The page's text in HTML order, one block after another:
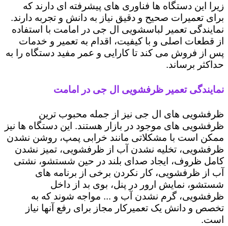
زیرا این دستگاه ها فناوری های پیشرفته ای دارند که
برای تعمیرات صحیح و دقیق نیاز به دانش و تجربه دارند.
نمایندگی تعمیر لباسشویی ال جی در امامت با استفاده
از قطعات اصلی و با کیفیت، اقدام به تعمیر و خدمات
پس از فروش می کند تا کارایی و عمر مفید دستگاه را به
حداکثر برساند.
نمایندگی تعمیر ظرفشویی ال جی در امامت
ظرفشویی های ال جی نیز از جمله محبوب ترین
ظرفشویی های موجود در بازار هستند. این دستگاه ها نیز
ممکن است با مشکلاتی مانند خرابی پمپ، روشن نشدن
ظرفشویی، تخلیه نشدن آب از ظرفشویی، تمیز نشدن
کامل ظروف، ایجاد صدای بلند در حین شستشو، نشتی
آب از ظرفشویی، کار نکردن برخی از برنامه های
شستشو، نمایش ارور در پنل، بوی بد از داخل
ظرفشویی، گرم نشدن آب و ... مواجه شوند که به
تخصص و دانش یک تعمیرکار مجاز برای رفع آنها نیاز
است.